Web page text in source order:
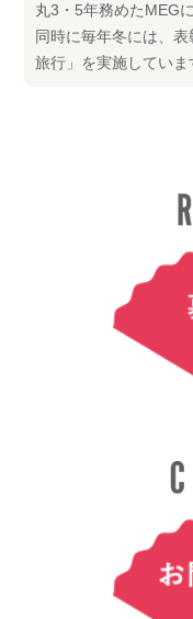
丸3・5年務めたMEG
同時に毎年冬には、
旅行」を実施していま